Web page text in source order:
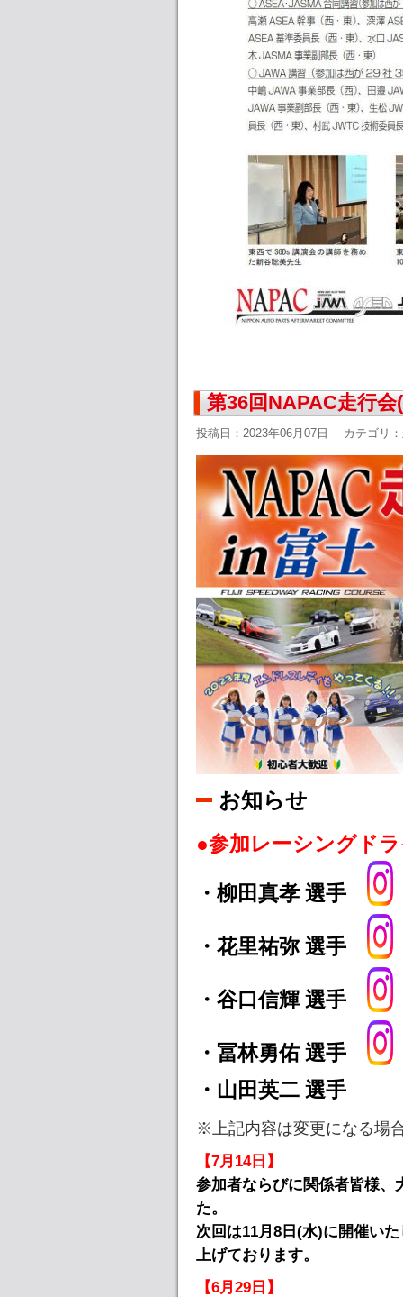
第36回NAPAC走行
投稿日：2023年06月07日 カテゴリ：
お知らせ
●参加レーシングド
・柳田真孝 選手
・花里祐弥 選手
・谷口信輝 選手
・冨林勇佑 選手
・山田英二 選手
※上記内容は変更になる場
【7月14日】
参加者ならびに関係者皆様、
た。
次回は11月8日(水)に開催い
上げております。
【6月29日】